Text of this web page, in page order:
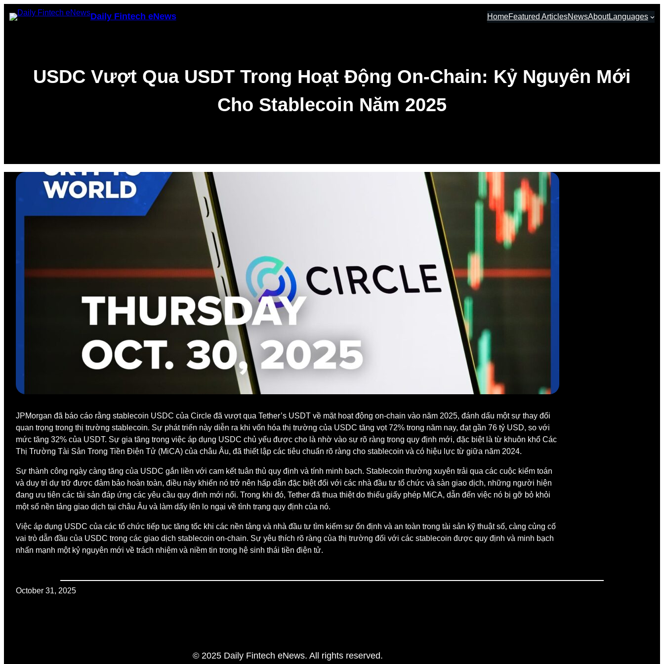
Skip
to
Daily Fintech eNews HomeFeatured ArticlesNewsAboutLanguages
USDC Vượt Qua USDT Trong Hoạt Động On-Chain: Kỷ Nguyên Mới
Cho Stablecoin Năm 2025
JPMorgan đã báo cáo rằng stablecoin USDC của Circle đã vượt qua Tether’s USDT về mặt hoạt động on-chain vào năm 2025, đánh dấu một sự thay đổi
quan trọng trong thị trường stablecoin. Sự phát triển này diễn ra khi vốn hóa thị trường của USDC tăng vọt 72% trong năm nay, đạt gần 76 tỷ USD, so với
mức tăng 32% của USDT. Sự gia tăng trong việc áp dụng USDC chủ yếu được cho là nhờ vào sự rõ ràng trong quy định mới, đặc biệt là từ khuôn khổ Các
Thị Trường Tài Sản Trong Tiền Điện Tử (MiCA) của châu Âu, đã thiết lập các tiêu chuẩn rõ ràng cho stablecoin và có hiệu lực từ giữa năm 2024.
Sự thành công ngày càng tăng của USDC gắn liền với cam kết tuân thủ quy định và tính minh bạch. Stablecoin thường xuyên trải qua các cuộc kiểm toán
và duy trì dự trữ được đảm bảo hoàn toàn, điều này khiến nó trở nên hấp dẫn đặc biệt đối với các nhà đầu tư tổ chức và sàn giao dịch, những người hiện
đang ưu tiên các tài sản đáp ứng các yêu cầu quy định mới nổi. Trong khi đó, Tether đã thua thiệt do thiếu giấy phép MiCA, dẫn đến việc nó bị gỡ bỏ khỏi
một số nền tảng giao dịch tại châu Âu và làm dấy lên lo ngại về tình trạng quy định của nó.
Việc áp dụng USDC của các tổ chức tiếp tục tăng tốc khi các nền tảng và nhà đầu tư tìm kiếm sự ổn định và an toàn trong tài sản kỹ thuật số, càng củng cố
vai trò dẫn đầu của USDC trong các giao dịch stablecoin on-chain. Sự yêu thích rõ ràng của thị trường đối với các stablecoin được quy định và minh bạch
nhấn mạnh một kỷ nguyên mới về trách nhiệm và niềm tin trong hệ sinh thái tiền điện tử.
October 31, 2025
© 2025 Daily Fintech eNews. All rights reserved.